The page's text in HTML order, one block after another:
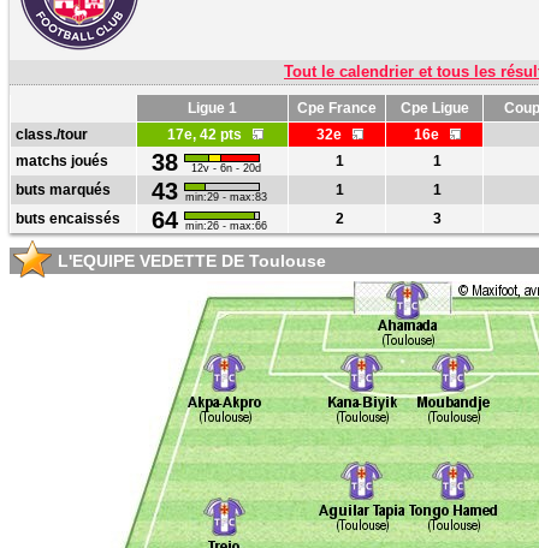
Tout le calendrier et tous les
Ligue 1 Cpe France Cpe Ligue
class./tour
17e, 42 pts 32e
16e
matchs joués
38 12v - 6n - 20d 1
1
buts marqués
43 min:29 - max:83 1
1
buts encaissés
64 min:26 - max:66 2 3
L'EQUIPE VEDETTE DE Toulouse